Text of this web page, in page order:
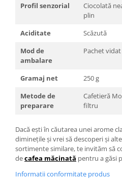
Profil senzorial
Ciocolată
plin
Aciditate
Scăzută
Mod de
ambalare
Pachet vidat
Gramaj net
250 g
Metode de
preparare
Cafetieră
filtru
Dacă ești în căutarea unei arome
diminețile și vrei să descoperi și
sortimente similare, te invităm să
decafea măcinată pentru a găsi
Informatii conformitate produs